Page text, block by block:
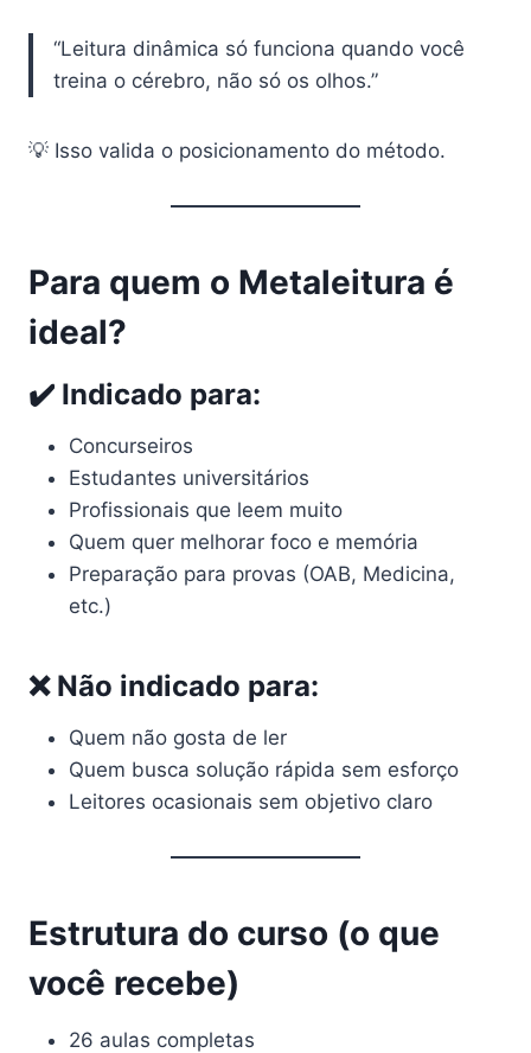
“Leitura dinâmica só funciona quando você
treina o cérebro, não só os olhos.”
💡 Isso valida o posicionamento do método.
Para quem o Metaleitura é
ideal?
✔️ Indicado para:
Concurseiros
Estudantes universitários
Profissionais que leem muito
Quem quer melhorar foco e memória
Preparação para provas (OAB, Medicina,
etc.)
❌ Não indicado para:
Quem não gosta de ler
Quem busca solução rápida sem esforço
Leitores ocasionais sem objetivo claro
Estrutura do curso (o que
você recebe)
26 aulas completas